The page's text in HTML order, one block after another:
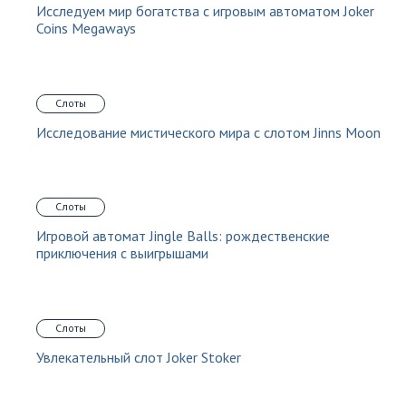
Исследуем мир богатства с игровым автоматом Joker
Coins Megaways
Слоты
Исследование мистического мира с слотом Jinns Moon
Слоты
Игровой автомат Jingle Balls: рождественские
приключения с выигрышами
Слоты
Увлекательный слот Joker Stoker